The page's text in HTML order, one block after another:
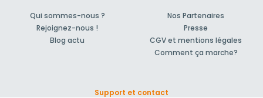
Qui sommes-nous ?
Rejoignez-nous !
Blog actu
Nos Partenaires
Presse
CGV et mentions légales
Comment ça marche?
Support et contact